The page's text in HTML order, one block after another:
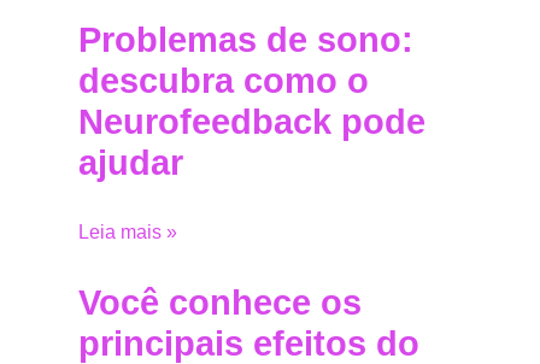
Problemas de sono:
descubra como o
Neurofeedback pode
ajudar
Leia mais »
Você conhece os
principais efeitos do